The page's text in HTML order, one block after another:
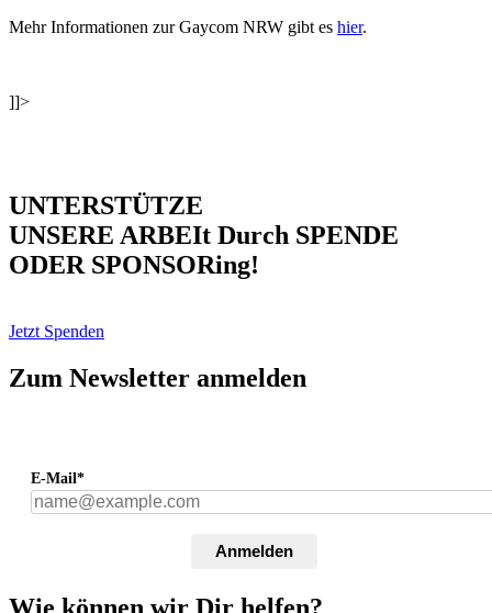
Mehr Informationen zur Gaycom NRW gibt es hier.
]]>
UNTERSTÜTZE
UNSERE ARBEIt Durch SPENDE
ODER SPONSORing!
Jetzt Spenden
Zum Newsletter anmelden
E-Mail*
Anmelden
Wie können wir Dir helfen?